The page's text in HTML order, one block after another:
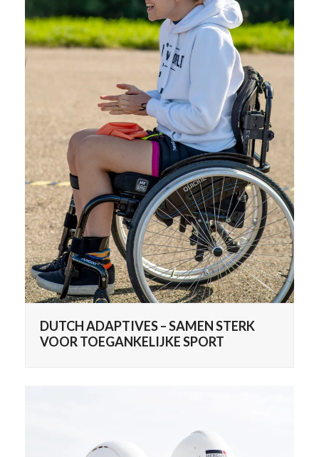
DUTCH ADAPTIVES – SAMEN STERK
VOOR TOEGANKELIJKE SPORT